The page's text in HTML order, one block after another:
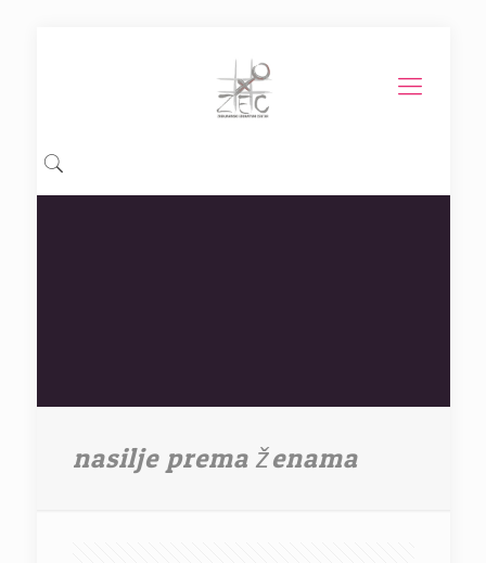
nasilje prema ženama